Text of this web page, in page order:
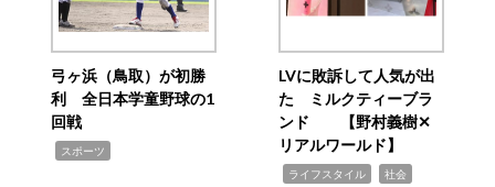
弓ヶ浜（鳥取）が初勝
利 全日本学童野球の1
回戦
スポーツ
LVに敗訴して人気が出
た ミルクティーブラ
ンド 【野村義樹✕
リアルワールド】
ライフスタイル 社会